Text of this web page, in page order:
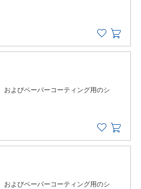
およびペーパーコーティング用のシ
およびペーパーコーティング用のシ